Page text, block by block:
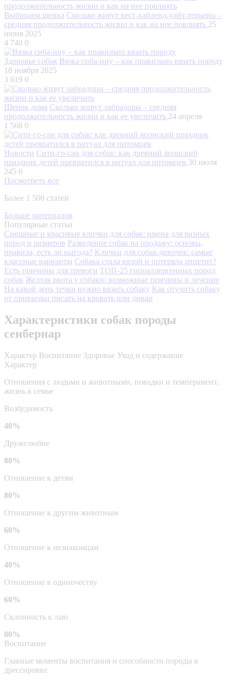
Выбираем щенка Сколько живут вест-хайленд-уайт-терьеры –
средняя продолжительность жизни и как на нее повлиять 25
июня 2025
4 740 0
Здоровье собак Вязка сиба-ину – как правильно вязать породу
18 ноября 2025
3 619 0
Щенок дома Сколько живут лабрадоры – средняя
продолжительность жизни и как ее увеличить 24 апреля
1 568 0
Новости Сити-го-сан для собак: как древний японский
праздник детей превратился в ритуал для питомцев 30 июля
245 0
Посмотреть все
Более 1 500 статей
Больше материалов
Популярные статьи
Смешные и красивые клички для собак: имена для разных
пород и размеров Разведение собак на продажу: основы,
правила, есть ли выгода? Клички для собак-девочек: самые
классные варианты Собака стала вялой и потеряла аппетит?
Есть причины для тревоги ТОП-25 гипоаллергенных пород
собак Желтая рвота у собаки: возможные причины и лечение
На какой день течки нужно вязать собаку Как отучить собаку
от привычки писать на кровать или диван
Характеристики собак породы
сенбернар
Характер Воспитание Здоровье Уход и содержание
Характер
Отношения с людьми и животными, повадки и темперамент,
жизнь в семье
Возбудимость
40%
Дружелюбие
80%
Отношение к детям
80%
Отношение к другим животным
60%
Отношение к незнакомцам
40%
Отношение к одиночеству
60%
Склонность к лаю
80%
Воспитание
Главные моменты воспитания и способности породы в
дрессировке